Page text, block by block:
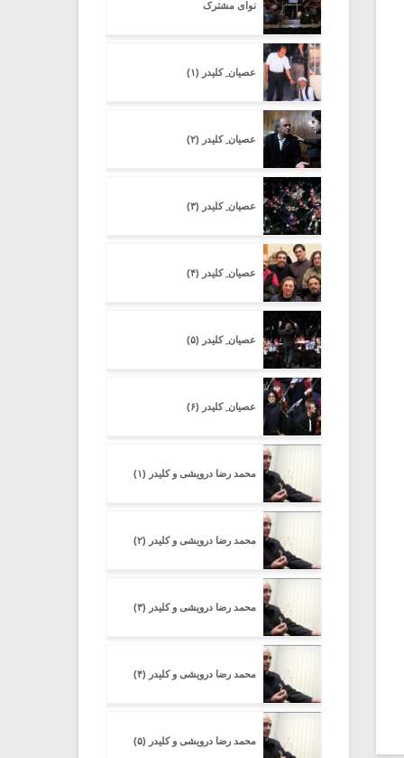
نوای مشترک
عصیان ِ کلیدر (۱)
عصیان ِ کلیدر (۲)
عصیان ِ کلیدر (۳)
عصیان ِ کلیدر (۴)
عصیان ِ کلیدر (۵)
عصیان ِ کلیدر (۶)
محمد رضا درویشی و کلیدر (۱)
محمد رضا درویشی و کلیدر (۲)
محمد رضا درویشی و کلیدر (۳)
محمد رضا درویشی و کلیدر (۴)
محمد رضا درویشی و کلیدر (۵)